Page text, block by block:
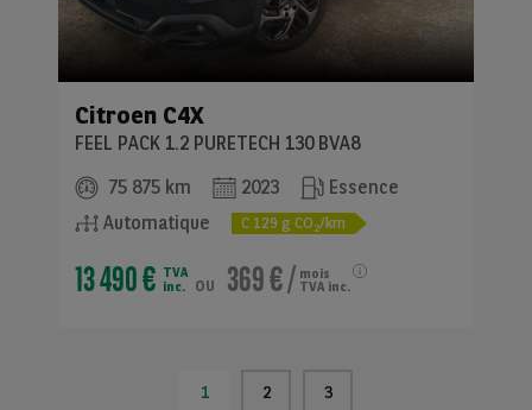
Citroen C4X
FEEL PACK 1.2 PURETECH 130 BVA8
75 875 km
2023
Essence
Automatique
C 129 g CO2/km
13 490 € TVA
inc.
ou 369 €/ mois
TVA inc.
1 2 3